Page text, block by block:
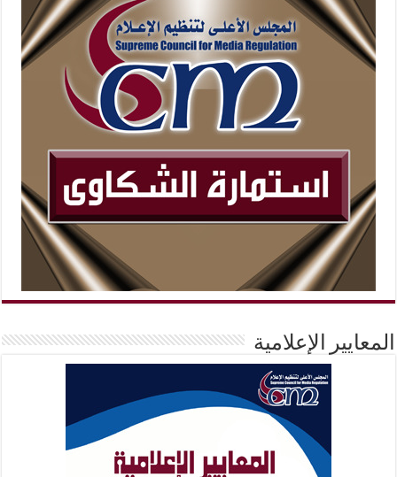
المعايير الإعلامية